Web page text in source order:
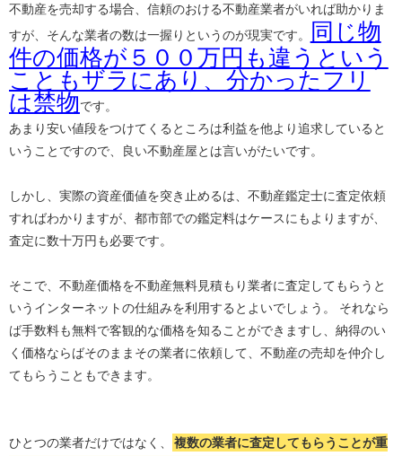
不動産を売却する場合、信頼のおける不動産業者がいれば助かりま
すが、そんな業者の数は一握りというのが現実です。
同じ物
件の価格が５００万円も違うという
こともザラにあり、分かったフリ
は禁物です。
あまり安い値段をつけてくるところは利益を他より追求していると
いうことですので、良い不動産屋とは言いがたいです。
しかし、実際の資産価値を突き止めるは、不動産鑑定士に査定依頼
すればわかりますが、都市部での鑑定料はケースにもよりますが、
査定に数十万円も必要です。
そこで、不動産価格を不動産無料見積もり業者に査定してもらうと
いうインターネットの仕組みを利用するとよいでしょう。 それなら
ば手数料も無料で客観的な価格を知ることができますし、納得のい
く価格ならばそのままその業者に依頼して、不動産の売却を仲介し
てもらうこともできます。
ひとつの業者だけではなく、
複数の業者に査定してもらうことが重